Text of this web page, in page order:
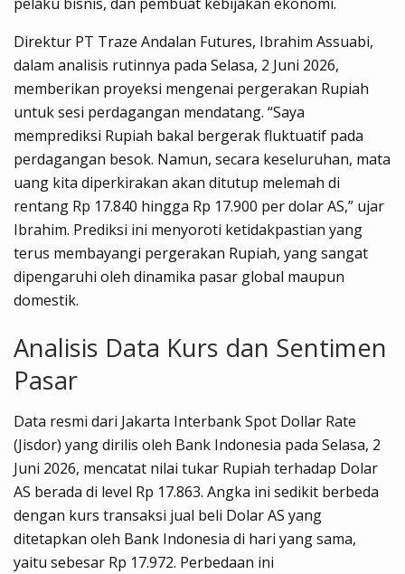
Direktur PT Traze Andalan Futures, Ibrahim Assuabi,
dalam analisis rutinnya pada Selasa, 2 Juni 2026,
memberikan proyeksi mengenai pergerakan Rupiah
untuk sesi perdagangan mendatang. “Saya
memprediksi Rupiah bakal bergerak fluktuatif pada
perdagangan besok. Namun, secara keseluruhan, mata
uang kita diperkirakan akan ditutup melemah di
rentang Rp 17.840 hingga Rp 17.900 per dolar AS,” ujar
Ibrahim. Prediksi ini menyoroti ketidakpastian yang
terus membayangi pergerakan Rupiah, yang sangat
dipengaruhi oleh dinamika pasar global maupun
domestik.
Analisis Data Kurs dan Sentimen
Pasar
Data resmi dari Jakarta Interbank Spot Dollar Rate
(Jisdor) yang dirilis oleh Bank Indonesia pada Selasa, 2
Juni 2026, mencatat nilai tukar Rupiah terhadap Dolar
AS berada di level Rp 17.863. Angka ini sedikit berbeda
dengan kurs transaksi jual beli Dolar AS yang
ditetapkan oleh Bank Indonesia di hari yang sama,
yaitu sebesar Rp 17.972. Perbedaan ini